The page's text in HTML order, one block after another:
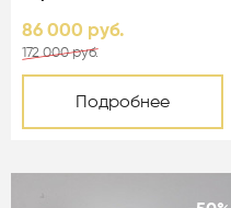
86 000 руб.
172 000 руб.
Подробнее